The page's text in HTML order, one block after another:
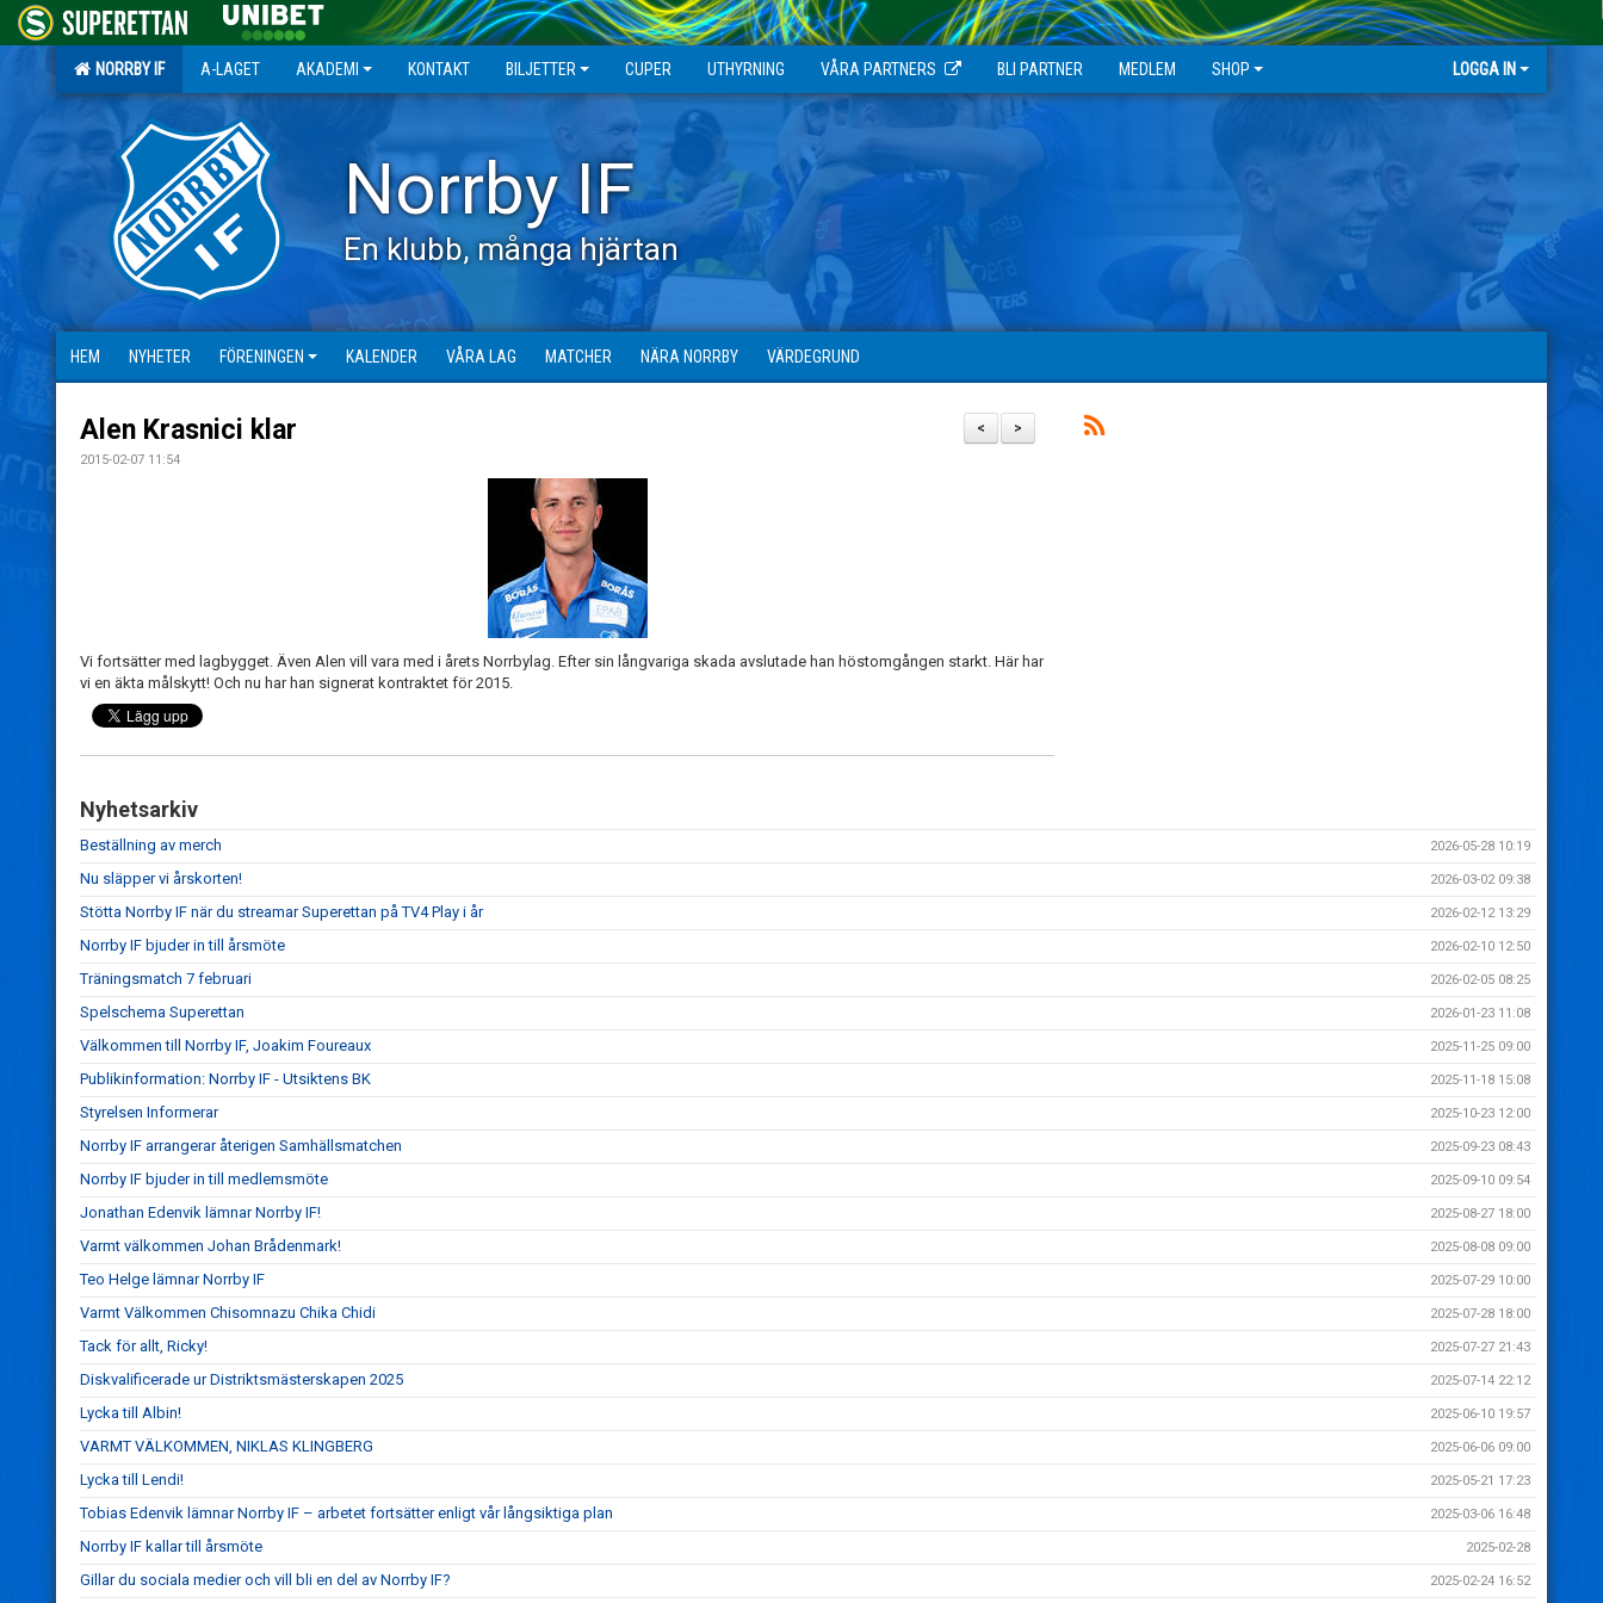
NORRBY IF A-LAGET AKADEMI KONTAKT BILJETTER CUPER UTHYRNING VÅRA PARTNERS BLI PARTNER MEDLEM SHOP LOGGA IN
Norrby IF
En klubb, många hjärtan
HEM NYHETER FÖRENINGEN KALENDER VÅRA LAG MATCHER NÄRA NORRBY VÄRDEGRUND
>
<
Alen Krasnici klar
2015-02-07 11:54
Vi fortsätter med lagbygget. Även Alen vill vara med i årets Norrbylag. Efter sin långvariga skada avslutade han höstomgången starkt. Här har
vi en äkta målskytt! Och nu har han signerat kontraktet för 2015.
Nyhetsarkiv
Beställning av merch 2026-05-28 10:19
Nu släpper vi årskorten! 2026-03-02 09:38
Stötta Norrby IF när du streamar Superettan på TV4 Play i år 2026-02-12 13:29
Norrby IF bjuder in till årsmöte 2026-02-10 12:50
Träningsmatch 7 februari 2026-02-05 08:25
Spelschema Superettan 2026-01-23 11:08
Välkommen till Norrby IF, Joakim Foureaux 2025-11-25 09:00
Publikinformation: Norrby IF - Utsiktens BK 2025-11-18 15:08
Styrelsen Informerar 2025-10-23 12:00
Norrby IF arrangerar återigen Samhällsmatchen 2025-09-23 08:43
Norrby IF bjuder in till medlemsmöte 2025-09-10 09:54
Jonathan Edenvik lämnar Norrby IF! 2025-08-27 18:00
Varmt välkommen Johan Brådenmark! 2025-08-08 09:00
Teo Helge lämnar Norrby IF 2025-07-29 10:00
Varmt Välkommen Chisomnazu Chika Chidi 2025-07-28 18:00
Tack för allt, Ricky! 2025-07-27 21:43
Diskvalificerade ur Distriktsmästerskapen 2025 2025-07-14 22:12
Lycka till Albin! 2025-06-10 19:57
VARMT VÄLKOMMEN, NIKLAS KLINGBERG 2025-06-06 09:00
Lycka till Lendi! 2025-05-21 17:23
Tobias Edenvik lämnar Norrby IF – arbetet fortsätter enligt vår långsiktiga plan 2025-03-06 16:48
Norrby IF kallar till årsmöte 2025-02-28
Gillar du sociala medier och vill bli en del av Norrby IF? 2025-02-24 16:52